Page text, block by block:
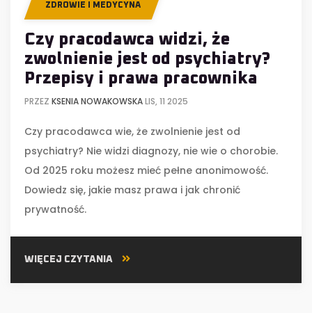
ZDROWIE I MEDYCYNA
Czy pracodawca widzi, że
zwolnienie jest od psychiatry?
Przepisy i prawa pracownika
PRZEZ KSENIA NOWAKOWSKALIS, 11 2025
Czy pracodawca wie, że zwolnienie jest od
psychiatry? Nie widzi diagnozy, nie wie o chorobie.
Od 2025 roku możesz mieć pełne anonimowość.
Dowiedz się, jakie masz prawa i jak chronić
prywatność.
WIĘCEJ CZYTANIA